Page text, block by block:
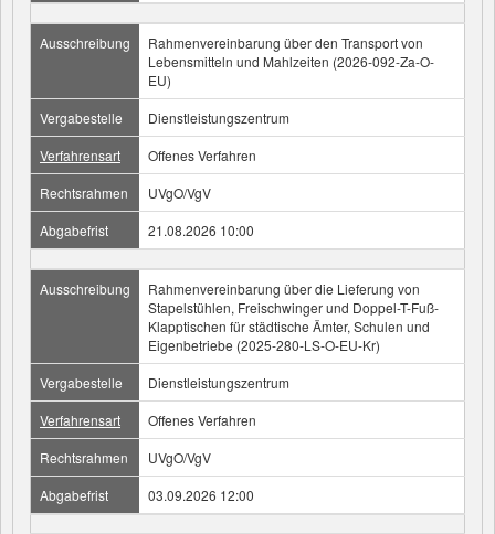
Ausschreibung
Rahmenvereinbarung über den Transport von
Lebensmitteln und Mahlzeiten (2026-092-Za-O-
EU)
Vergabestelle
Dienstleistungszentrum
Verfahrensart
Offenes Verfahren
Rechtsrahmen
UVgO/VgV
Abgabefrist
21.08.2026 10:00
Ausschreibung
Rahmenvereinbarung über die Lieferung von
Stapelstühlen, Freischwinger und Doppel-T-Fuß-
Klapptischen für städtische Ämter, Schulen und
Eigenbetriebe (2025-280-LS-O-EU-Kr)
Vergabestelle
Dienstleistungszentrum
Verfahrensart
Offenes Verfahren
Rechtsrahmen
UVgO/VgV
Abgabefrist
03.09.2026 12:00